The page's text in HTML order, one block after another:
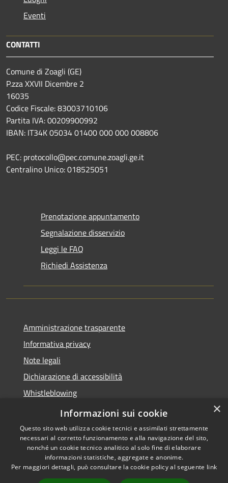
Eventi
CONTATTI
Comune di Zoagli (GE)
P.zza XXVII Dicembre 2
16035
Codice Fiscale: 83003710106
Partita IVA: 00209900992
IBAN: IT34K 05034 01400 000 000 008806
PEC: protocollo@pec.comune.zoagli.ge.it
Centralino Unico: 018525051
Prenotazione appuntamento
Segnalazione disservizio
Leggi le FAQ
Richiedi Assistenza
Amministrazione trasparente
Informativa privacy
Note legali
Dichiarazione di accessibilità
Whistleblowing
Piano di miglioramento dei servizi
Accessibilità
Copyright © 2026 • Comune di
Zoagli • Powered by
×
Informazioni sui cookie
Questo sito web utilizza cookie tecnici e assimilati strettamente
necessari al corretto funzionamento e alla navigazione del sito,
nonché un cookie tecnico analitico al solo fine di elaborare
informazioni statistiche, aggregate e anonime.
Per maggiori dettagli, può consultare la cookie policy al seguente link